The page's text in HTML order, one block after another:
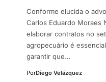
Conforme elucida o
Carlos Eduardo Moraes
elaborar contratos no
agropecuário é
garantir que…
PorDiego Velázquez